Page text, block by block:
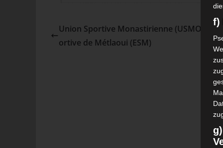
Union Sportive Monastirienne (USMO) –
ortive de Métlaoui (ESM)
f)